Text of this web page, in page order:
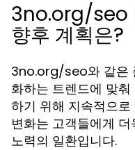
3no.org/seo
향후 계획은?
3no.org/seo와 같은
화하는 트렌드에 맞
하기 위해 지속적으
변화는 고객들에게
노력의 일환입니다.